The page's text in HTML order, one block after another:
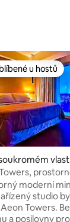
4,93 z 5, 204
v kategorii
u hostů
Poblacion
moderní
studio
Bezplatné využívání
a posilovny